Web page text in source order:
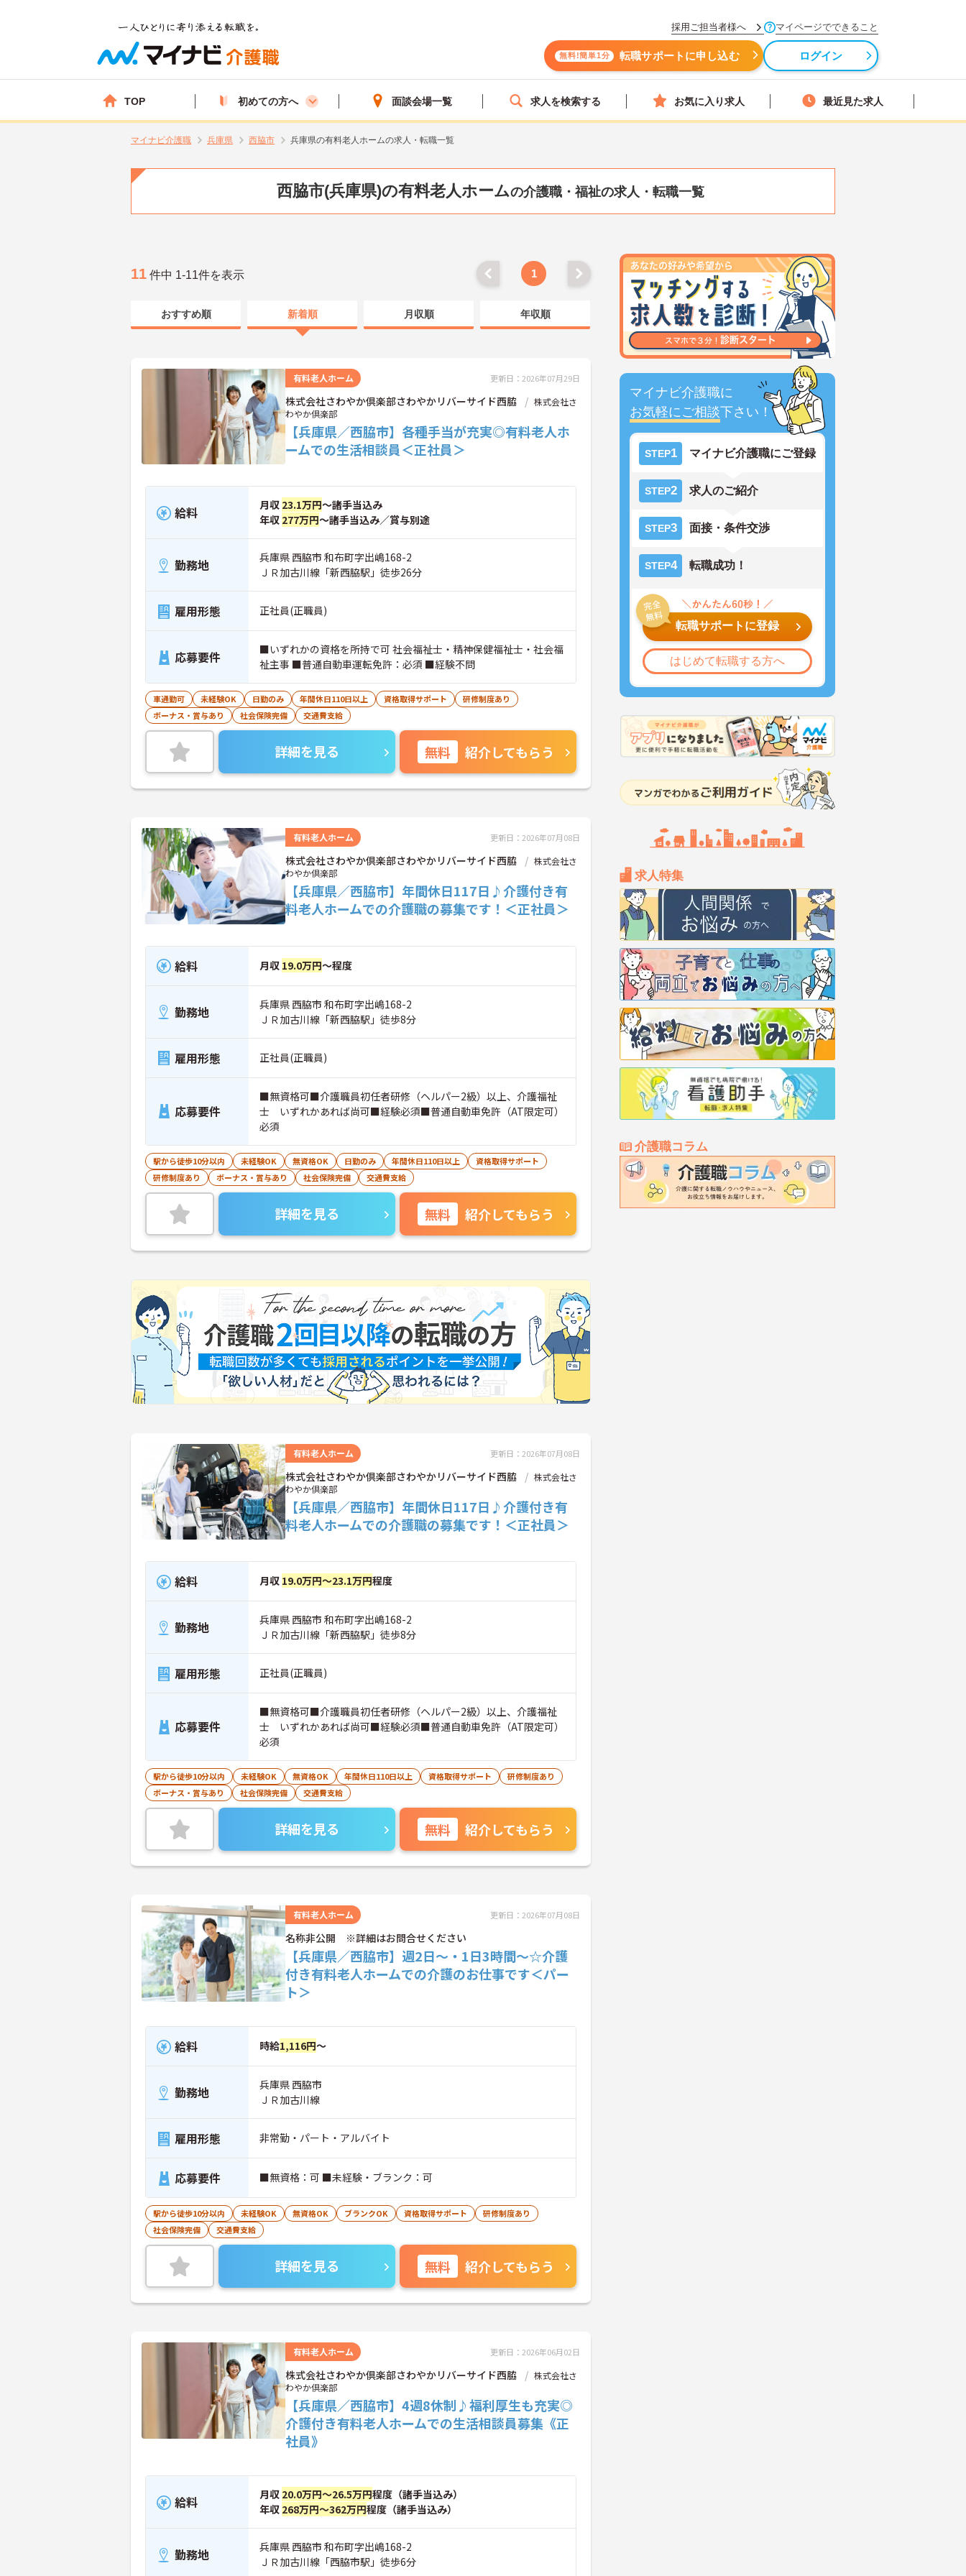
採用ご担当者様へ マイページでできること
無料!簡単1分 転職サポートに申し込む ログイン
TOP 初めての方へ 面談会場一覧 求人を検索する お気に入り求人 最近見た求人
マイナビ介護職 兵庫県 西脇市 兵庫県の有料老人ホームの求人・転職一覧
西脇市(兵庫県)の有料老人ホームの介護職・福祉の求人・転職一覧
マイナビ介護職に
お気軽にご相談下さい！
STEP1 マイナビ介護職にご登録
STEP2 求人のご紹介
STEP3 面接・条件交渉
STEP4 転職成功！
転職サポートに登録
はじめて転職する方へ
求人特集
介護職コラム
11 件中 1-11件を表示 1
おすすめ順 新着順 月収順 年収順
有料老人ホーム 更新日：2026年07月29日
株式会社さわやか倶楽部さわやかリバーサイド西脇
株式会社さ
わやか倶楽部
【兵庫県／西脇市】各種手当が充実◎有料老人ホ
ームでの生活相談員＜正社員＞
給料 月収 23.1万円～諸手当込み
年収 277万円～諸手当込み／賞与別途
勤務地
兵庫県 西脇市 和布町字出嶋168-2
ＪＲ加古川線「新西脇駅」徒歩26分
雇用形態 正社員(正職員)
応募要件
■いずれかの資格を所持で可 社会福祉士・精神保健福祉士・社会福
祉主事 ■普通自動車運転免許：必須 ■経験不問
車通勤可 未経験OK 日勤のみ 年間休日110日以上 資格取得サポート
研修制度あり
ボーナス・賞与あり
社会保険完備 交通費支給
詳細を見る 無料 紹介してもらう
有料老人ホーム 更新日：2026年07月08日
株式会社さわやか倶楽部さわやかリバーサイド西脇
株式会社さ
わやか倶楽部
【兵庫県／西脇市】年間休日117日♪介護付き有
料老人ホームでの介護職の募集です！＜正社員＞
給料 月収 19.0万円～程度
勤務地
兵庫県 西脇市 和布町字出嶋168-2
ＪＲ加古川線「新西脇駅」徒歩8分
雇用形態 正社員(正職員)
応募要件
■無資格可■介護職員初任者研修（ヘルパー2級）以上、介護福祉
士 いずれかあれば尚可■経験必須■普通自動車免許（AT限定可）
必須
駅から徒歩10分以内 未経験OK 無資格OK 日勤のみ 年間休日110日以上
資格取得サポート
研修制度あり
ボーナス・賞与あり 社会保険完備 交通費支給
詳細を見る 無料 紹介してもらう
有料老人ホーム 更新日：2026年07月08日
株式会社さわやか倶楽部さわやかリバーサイド西脇
株式会社さ
わやか倶楽部
【兵庫県／西脇市】年間休日117日♪介護付き有
料老人ホームでの介護職の募集です！＜正社員＞
給料 月収 19.0万円～23.1万円程度
勤務地
兵庫県 西脇市 和布町字出嶋168-2
ＪＲ加古川線「新西脇駅」徒歩8分
雇用形態 正社員(正職員)
応募要件
■無資格可■介護職員初任者研修（ヘルパー2級）以上、介護福祉
士 いずれかあれば尚可■経験必須■普通自動車免許（AT限定可）
必須
駅から徒歩10分以内 未経験OK 無資格OK 年間休日110日以上 資格取得サポート
研修制度あり
ボーナス・賞与あり
社会保険完備 交通費支給
詳細を見る 無料 紹介してもらう
有料老人ホーム 更新日：2026年07月08日
名称非公開 ※詳細はお問合せください
【兵庫県／西脇市】週2日～・1日3時間～☆介護
付き有料老人ホームでの介護のお仕事です＜パー
ト＞
給料 時給1,116円～
勤務地
兵庫県 西脇市
ＪＲ加古川線
雇用形態 非常勤・パート・アルバイト
応募要件 ■無資格：可 ■未経験・ブランク：可
駅から徒歩10分以内 未経験OK 無資格OK ブランクOK 資格取得サポート
研修制度あり
社会保険完備
交通費支給
詳細を見る 無料 紹介してもらう
有料老人ホーム 更新日：2026年06月02日
株式会社さわやか倶楽部さわやかリバーサイド西脇
株式会社さ
わやか倶楽部
【兵庫県／西脇市】4週8休制♪福利厚生も充実◎
介護付き有料老人ホームでの生活相談員募集《正
社員》
給料 月収 20.0万円～26.5万円程度（諸手当込み）
年収 268万円～362万円程度（諸手当込み）
勤務地
兵庫県 西脇市 和布町字出嶋168-2
ＪＲ加古川線「西脇市駅」徒歩6分